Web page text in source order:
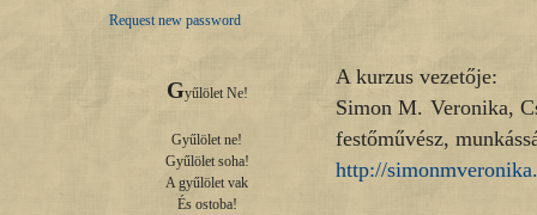
Request new password
Gyűlölet Ne!
Gyűlölet ne!
Gyűlölet soha!
A gyűlölet vak
És ostoba!
A kurzus vezetője:
Simon M. Veronika,
festőművész,
http://